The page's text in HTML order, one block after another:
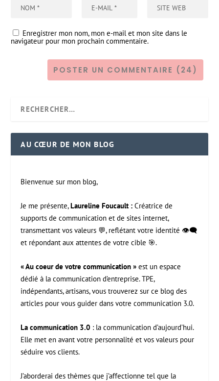
Enregistrer mon nom, mon e-mail et mon site dans le
navigateur pour mon prochain commentaire.
AU CŒUR DE MON BLOG
Bienvenue sur mon blog,
Je me présente,Laureline Foucault : Créatrice de
supports de communication et de sites internet,
transmettant vos valeurs 💬, reflétant votre identité 👁️‍🗨️
et répondant aux attentes de votre cible 🎯.
« Au coeur de votre communication » est un espace
dédié à la communication d’entreprise. TPE,
indépendants, artisans, vous trouverez sur ce blog des
articles pour vous guider dans votre communication 3.0.
La communication 3.0 : la communication d’aujourd’hui.
Elle met en avant votre personnalité et vos valeurs pour
séduire vos clients.
J’aborderai des thèmes que j’affectionne tel que la